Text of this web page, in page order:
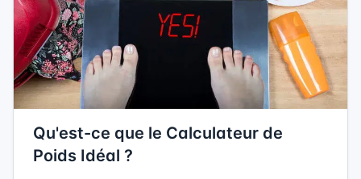
Qu'est-ce que le Calculateur de
Poids Idéal ?